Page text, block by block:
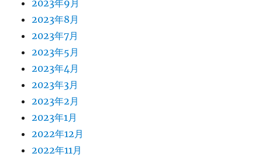
2023年9月
2023年8月
2023年7月
2023年5月
2023年4月
2023年3月
2023年2月
2023年1月
2022年12月
2022年11月